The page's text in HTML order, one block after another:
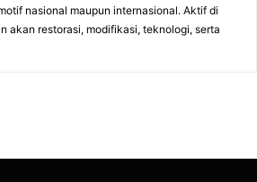
nasional maupun internasional. Aktif di
akan restorasi, modifikasi, teknologi, serta